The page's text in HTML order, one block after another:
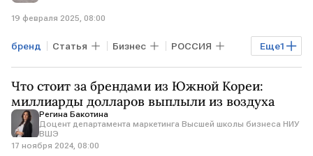
19 февраля 2025, 08:00
Еще1
бренд Статья Бизнес РОССИЯ
Минпромторг
Что стоит за брендами из Южной Кореи:
миллиарды долларов выплыли из воздуха
Регина Бакотина
Доцент департамента маркетинга Высшей школы бизнеса НИУ
ВШЭ
17 ноября 2024, 08:00